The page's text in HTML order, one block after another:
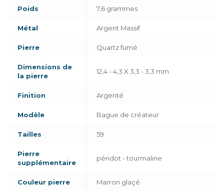
Poids 7,6 grammes
Métal Argent Massif
Pierre Quartz fumé
Dimensions de
la pierre
12,4 - 4,3 X 3,3 - 3,3 mm
Finition Argenté
Modèle Bague de créateur
Tailles 59
Pierre
supplémentaire
péridot - tourmaline
Couleur pierre Marron glaçé